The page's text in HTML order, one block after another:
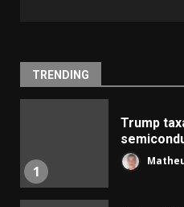
TRENDING
1
Trump